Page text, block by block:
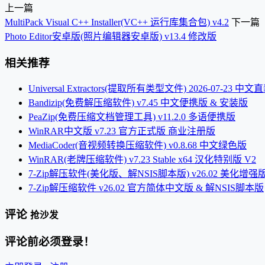
上一篇
MultiPack Visual C++ Installer(VC++ 运行库集合包) v4.2 下一篇
Photo Editor安卓版(照片编辑器安卓版) v13.4 修改版
相关推荐
Universal Extractors(提取所有类型文件) 2026-07-23 中文
Bandizip(免费解压缩软件) v7.45 中文便携版 & 安装版
PeaZip(免费压缩文档管理工具) v11.2.0 多语便携版
WinRAR中文版 v7.23 官方正式版 商业注册版
MediaCoder(音视频转换压缩软件) v0.8.68 中文绿色版
WinRAR(老牌压缩软件) v7.23 Stable x64 汉化特别版 V2
7-Zip解压软件(美化版、解NSIS脚本版) v26.02 美化增强
7-Zip解压缩软件 v26.02 官方简体中文版 & 解NSIS脚本版
评论 抢沙发
评论前必须登录！